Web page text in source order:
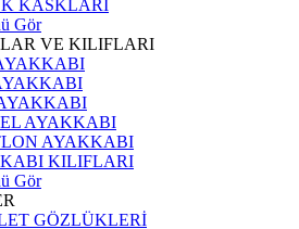
KASKLARI
Gör
VE KILIFLARI
AYAKKABI
AYAKKABI
KILIFLARI
Gör
GÖZLÜKLERİ